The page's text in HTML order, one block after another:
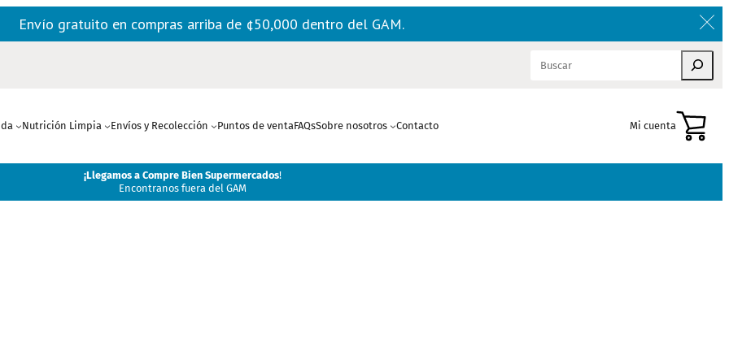
Envío gratuito en compras arriba de ¢50,000 dentro del GAM.
Buscar
Nutrición Limpia Envíos y Recolección Puntos de ventaFAQsSobre nosotros Contacto Mi cuenta
¡Llegamos a Compre Bien Supermercados!
Encontranos fuera del GAM